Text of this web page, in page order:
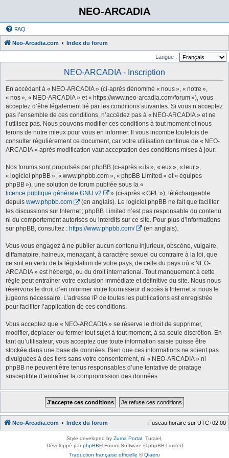
NEO-ARCADIA
FAQ
Neo-Arcadia.com Index du forum
Langue :
NEO-ARCADIA - Inscription
En accédant à « NEO-ARCADIA » (ci-après dénommé « nous », « notre »,
« nos », « NEO-ARCADIA » et « https://www.neo-arcadia.com/forum »), vous
acceptez d’être légalement lié par les conditions suivantes. Si vous n’acceptez
pas l’ensemble de ces conditions, n’accédez pas à « NEO-ARCADIA » et ne
l’utilisez pas. Nous pouvons modifier ces conditions à tout moment et nous
ferons de notre mieux pour vous en informer. Il vous incombe toutefois de
consulter régulièrement ce document, car votre utilisation continue de « NEO-
ARCADIA » après modification vaut acceptation des conditions mises à jour.
Nos forums sont propulsés par phpBB (ci-après « ils », « eux », « leur »,
« logiciel phpBB », « www.phpbb.com », « phpBB Limited » et « équipes
phpBB »), une solution de forum publiée sous la «
licence publique générale GNU v2
» (ci-après « GPL »), téléchargeable
depuis www.phpbb.com
(en anglais). Le logiciel phpBB ne fait que faciliter
les discussions sur Internet ; phpBB Limited n’est pas responsable du contenu
ni du comportement autorisés ou interdits sur ce site. Pour plus d’informations
sur phpBB, consultez : https://www.phpbb.com/ (en anglais).
Vous vous engagez à ne publier aucun contenu injurieux, obscène, vulgaire,
diffamatoire, haineux, menaçant, à caractère sexuel ou contraire à la loi, que
ce soit en vertu de la législation de votre pays, de celle du pays où « NEO-
ARCADIA » est hébergé, ou du droit international. Tout manquement à cette
règle peut entraîner votre exclusion immédiate et définitive du site. Nous nous
réservons le droit d’en informer votre fournisseur d’accès à Internet si nous le
jugeons nécessaire. L’adresse IP de toutes les publications est enregistrée
pour faciliter l’application de ces conditions.
Vous acceptez que « NEO-ARCADIA » se réserve le droit de supprimer,
modifier, déplacer ou fermer tout sujet à tout moment, à sa seule discrétion. En
tant qu’utilisateur, vous acceptez que toute information saisie puisse être
stockée dans une base de données. Bien que ces informations ne soient pas
divulguées à des tiers sans votre consentement, ni « NEO-ARCADIA » ni
phpBB ne peuvent être tenus responsables d’une tentative de piratage
susceptible d’entraîner la compromission des données.
Neo-Arcadia.com Index du forum Fuseau horaire sur UTC+02:00
Style developed by Zuma Portal , Turaiel,
Développé parphpBB® Forum Software © phpBB Limited
Traduction française officielle ©Qiaeru